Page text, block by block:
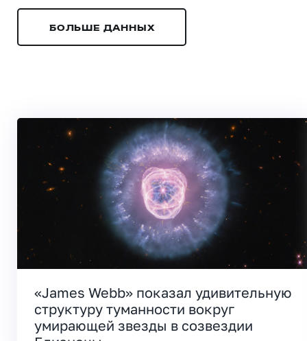
БОЛЬШЕ ДАННЫХ
«James Webb» показал удивительную
структуру туманности вокруг
умирающей звезды в созвездии